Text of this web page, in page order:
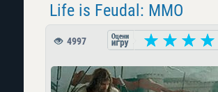
Life is Feudal: MMO
4997